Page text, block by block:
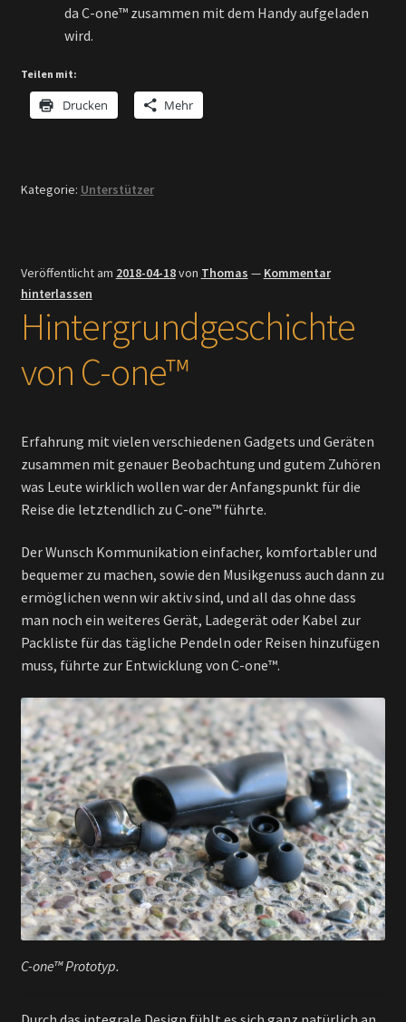
da C-one™ zusammen mit dem Handy aufgeladen
wird.
Teilen mit:
Drucken Mehr
Kategorie: Unterstützer
Veröffentlicht am 2018-04-18von Thomas — Kommentar
hinterlassen
Hintergrundgeschichte
von C-one™
Erfahrung mit vielen verschiedenen Gadgets und Geräten
zusammen mit genauer Beobachtung und gutem Zuhören
was Leute wirklich wollen war der Anfangspunkt für die
Reise die letztendlich zu C-one™ führte.
Der Wunsch Kommunikation einfacher, komfortabler und
bequemer zu machen, sowie den Musikgenuss auch dann zu
ermöglichen wenn wir aktiv sind, und all das ohne dass
man noch ein weiteres Gerät, Ladegerät oder Kabel zur
Packliste für das tägliche Pendeln oder Reisen hinzufügen
muss, führte zur Entwicklung von C-one™.
C-one™ Prototyp.